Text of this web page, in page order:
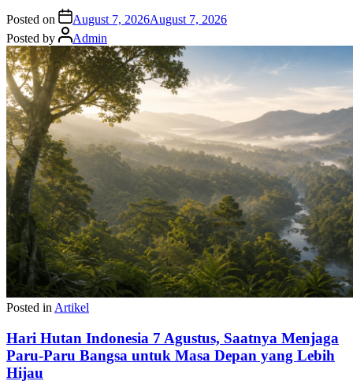
Posted on August 7, 2026August 7, 2026
Posted by
Admin
Posted in Artikel
Hari Hutan Indonesia 7 Agustus, Saatnya Menjaga
Paru-Paru Bangsa untuk Masa Depan yang Lebih
Hijau